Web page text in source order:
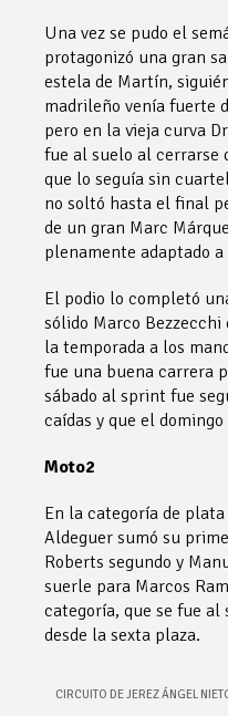
Una vez se pudo el
protagonizó una gran
estela de Martín,
madrileño venía fuerte
pero en la vieja curva
fue al suelo al cerrarse
que lo seguía sin
no soltó hasta el final
de un gran Marc
plenamente adaptado
El podio lo completó
sólido Marco
la temporada a los
fue una buena carrera
sábado al sprint fue
caídas y que el
Moto2
En la categoría de
Aldeguer sumó su
Roberts segundo y
suerle para Marcos
categoría, que se fue
desde la sexta plaza.
CIRCUITO DE JEREZ ÁNGEL